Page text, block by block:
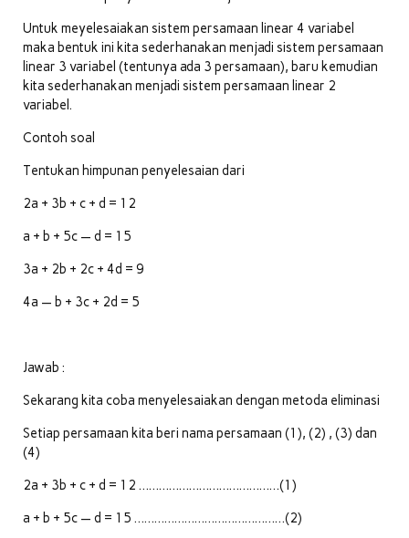
Untuk meyelesaiakan sistem persamaan linear 4 variabel
maka bentuk ini kita sederhanakan menjadi sistem persamaan
linear 3 variabel (tentunya ada 3 persamaan), baru kemudian
kita sederhanakan menjadi sistem persamaan linear 2
variabel.
Contoh soal
Tentukan himpunan penyelesaian dari
2a + 3b + c + d = 12
a + b + 5c — d = 15
3a + 2b + 2c + 4d = 9
4a — b + 3c + 2d = 5
Jawab :
Sekarang kita coba menyelesaiakan dengan metoda eliminasi
Setiap persamaan kita beri nama persamaan (1), (2) , (3) dan
(4)
2a + 3b + c + d = 12 ……………………………………(1)
a + b + 5c — d = 15 ………………………………………(2)